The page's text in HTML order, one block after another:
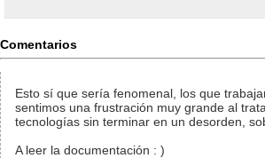
Comentarios
Esto sí que sería fenomenal, los que
sentimos una frustración muy grande al
tecnologías sin terminar en un desorden,
A leer la documentación : )